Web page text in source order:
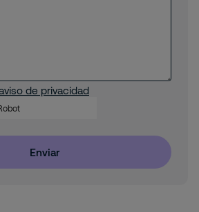
de privacidad
Enviar